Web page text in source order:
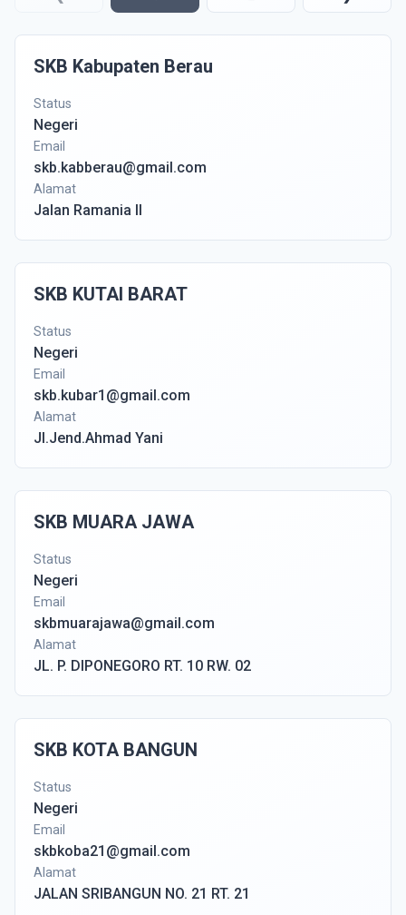
SKB Kabupaten Berau
Status
Negeri
Email
skb.kabberau@gmail.com
Alamat
Jalan Ramania II
SKB KUTAI BARAT
Status
Negeri
Email
skb.kubar1@gmail.com
Alamat
Jl.Jend.Ahmad Yani
SKB MUARA JAWA
Status
Negeri
Email
skbmuarajawa@gmail.com
Alamat
JL. P. DIPONEGORO RT. 10 RW. 02
SKB KOTA BANGUN
Status
Negeri
Email
skbkoba21@gmail.com
Alamat
JALAN SRIBANGUN NO. 21 RT. 21